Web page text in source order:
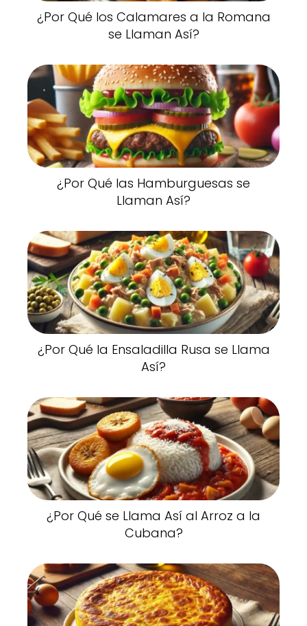
¿Por Qué los Calamares a la Romana
se Llaman Así?
¿Por Qué las Hamburguesas se
Llaman Así?
¿Por Qué la Ensaladilla Rusa se Llama
Así?
¿Por Qué se Llama Así al Arroz a la
Cubana?